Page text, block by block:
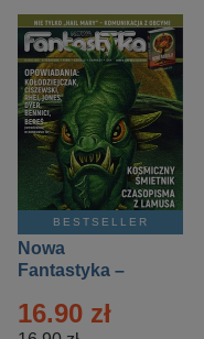
BESTSELLER
Nowa
Fantastyka –
16.90 zł